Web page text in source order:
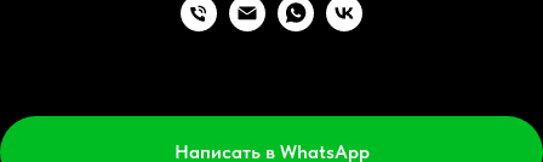
Написать в WhatsApp
Made on Tilda